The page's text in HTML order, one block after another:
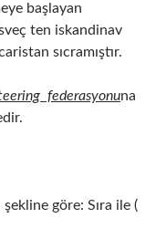
başlayan
ten iskandinav
sıcramıştır.
federasyonuna
göre: Sıra ile (